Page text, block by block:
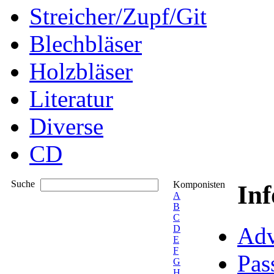
Streicher/Zupf/Git
Blechbläser
Holzbläser
Literatur
Diverse
CD
Suche
Komponisten
A
B
C
D
E
F
G